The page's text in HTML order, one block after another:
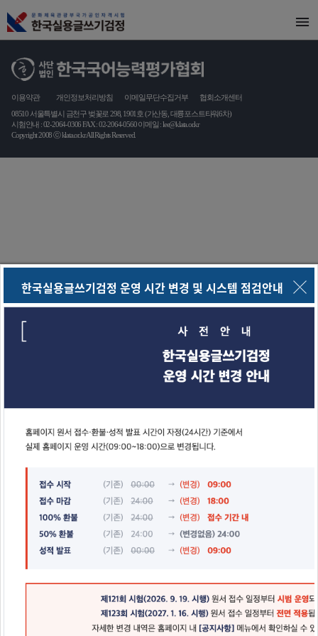
이용약관 개인정보처리방침 이메일무단수집거부
협회소개센터
08510 서울특별시 금천구 벚꽃로 298, 1901호 (가산동, 대륭포스트타워6차)
시험안내 :02-2064-0306FAX :02-2064-0560 이메일 :lee@klata.or.kr
Copyright 2008 ⓒ klata.or.kr All Rights Reserved.
한국실용글쓰기검정 운영 시간 변경 및 시스템 점검안내